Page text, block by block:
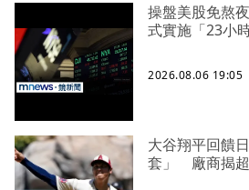
操盤美股免熬
式實施「23小
2026.08.06 19:05
大谷翔平回饋
套」 廠商揭